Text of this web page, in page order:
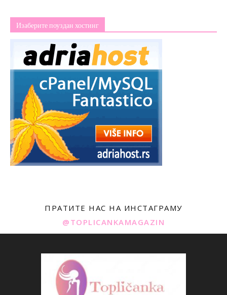
Изаберите поуздан хостинг
ПРАТИТЕ НАС НА ИНСТАГРАМУ
@TOPLICANKAMAGAZIN